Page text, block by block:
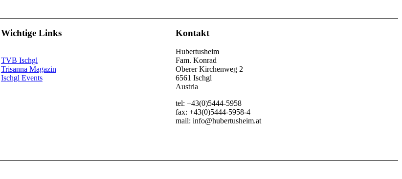
Wichtige Links
TVB Ischgl
Trisanna Magazin
Ischgl Events
Kontakt
Hubertusheim
Fam. Konrad
Oberer Kirchenweg 2
6561 Ischgl
Austria
tel: +43(0)5444-5958
fax: +43(0)5444-5958-4
mail: info@hubertusheim.at